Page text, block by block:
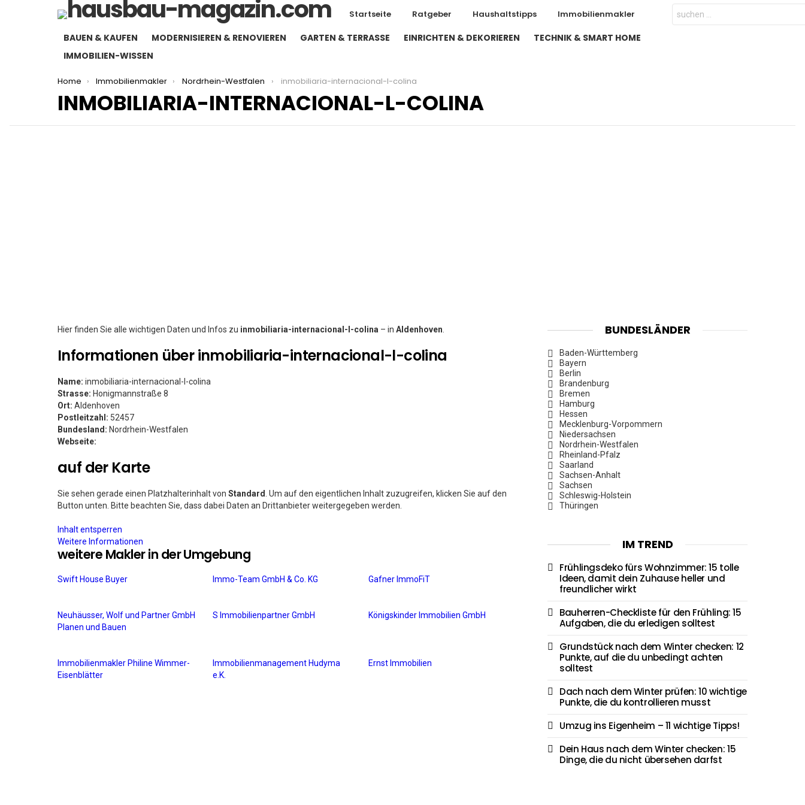
Startseite Ratgeber Haushaltstipps Immobilienmakler
Search
for:
BAUEN & KAUFEN MODERNISIEREN & RENOVIEREN GARTEN & TERRASSE EINRICHTEN & DEKORIEREN
TECHNIK & SMART HOME
IMMOBILIEN-WISSEN
You are here:
Home Immobilienmakler Nordrhein-Westfalen inmobiliaria-internacional-l-colina
INMOBILIARIA-INTERNACIONAL-L-COLINA
Hier finden Sie alle wichtigen Daten und Infos zu inmobiliaria-internacional-l-colina – in Aldenhoven
Informationen über inmobiliaria-internacional-l-colina
Name: inmobiliaria-internacional-l-colina
Strasse: Honigmannstraße 8
Ort: Aldenhoven
Postleitzahl: 52457
Bundesland: Nordrhein-Westfalen
Webseite:
auf der Karte
Sie sehen gerade einen Platzhalterinhalt von Standard . Um auf den eigentlichen Inhalt zuzugreifen, klicken Sie auf den
Button unten. Bitte beachten Sie, dass dabei Daten an Drittanbieter weitergegeben werden.
Inhalt entsperren
Weitere Informationen
weitere Makler in der Umgebung
Swift House Buyer Immo-Team GmbH & Co. KG Gafner ImmoFiT
Neuhäusser, Wolf und Partner GmbH
Planen und Bauen
S Immobilienpartner GmbH Königskinder Immobilien GmbH
Immobilienmakler Philine Wimmer-
Eisenblätter
Immobilienmanagement Hudyma
e.K.
Ernst Immobilien
BUNDESLÄNDER
Baden-Württemberg
Bayern
Berlin
Brandenburg
Bremen
Hamburg
Hessen
Mecklenburg-Vorpommern
Niedersachsen
Nordrhein-Westfalen
Rheinland-Pfalz
Saarland
Sachsen-Anhalt
Sachsen
Schleswig-Holstein
Thüringen
IM TREND
Frühlingsdeko fürs Wohnzimmer: 15 tolle
Ideen, damit dein Zuhause heller und
freundlicher wirkt
Bauherren-Checkliste für den Frühling: 15
Aufgaben, die du erledigen solltest
Grundstück nach dem Winter checken: 12
Punkte, auf die du unbedingt achten
solltest
Dach nach dem Winter prüfen: 10 wichtige
Punkte, die du kontrollieren musst
Umzug ins Eigenheim – 11 wichtige Tipps!
Dein Haus nach dem Winter checken: 15
Dinge, die du nicht übersehen darfst